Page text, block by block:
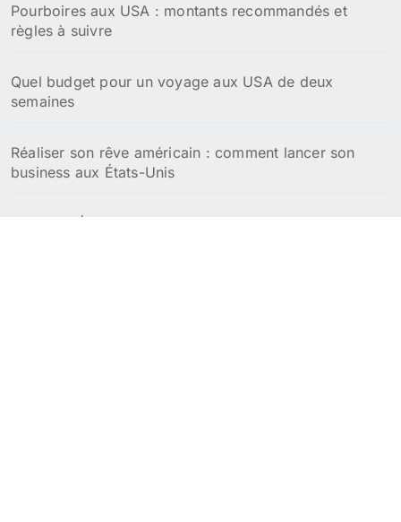
Pourboires aux USA : montants recommandés et
règles à suivre
Quel budget pour un voyage aux USA de deux
semaines
Réaliser son rêve américain : comment lancer son
business aux États-Unis
Meilleurs États pour la retraite aux USA : focus fiscal